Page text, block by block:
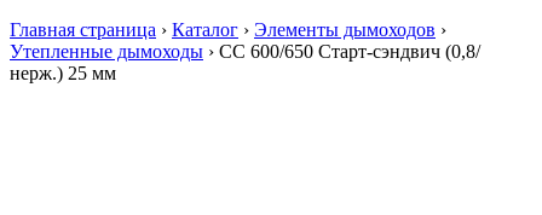
Главная страница › Каталог › Элементы дымоходов ›
Утепленные дымоходы › СС 600/650 Старт-сэндвич (0,8/
нерж.) 25 мм